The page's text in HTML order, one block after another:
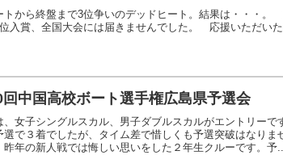
トから終盤まで3位争いのデッドヒート。結果は・・・
入賞、全国大会には届きませんでした。 応援いただい
回中国高校ボート選手権広島県予選会
、女子シングルスカル、男子ダブルスカルがエントリー
選で３着でしたが、タイム差で惜しくも予選突破はなり
昨年の新人戦では悔しい思いをした２年生クルーです。予